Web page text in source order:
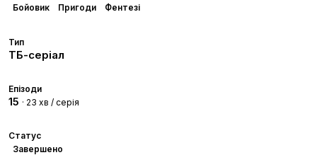
Бойовик
Пригоди Фентезі
Тип
ТБ-серіал
Епізоди
15 · 23 хв / серія
Статус
Завершено